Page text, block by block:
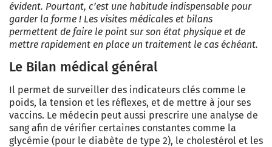
évident. Pourtant, c’est une habitude indispensable pour
garder la forme ! Les visites médicales et bilans
permettent de faire le point sur son état physique et de
mettre rapidement en place un traitement le cas échéant.
Le Bilan médical général
Il permet de surveiller des indicateurs clés comme le
poids, la tension et les réflexes, et de mettre à jour ses
vaccins. Le médecin peut aussi prescrire une analyse de
sang afin de vérifier certaines constantes comme la
glycémie (pour le diabète de type 2), le cholestérol et les